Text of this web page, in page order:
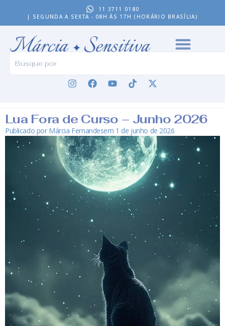
11 3711 0180
| SEGUNDA A SEXTA - 08H ÀS 17H (HORÁRIO BRASÍLIA)
Lua Fora de Curso – Junho 2026
Publicado porMárcia Fernandesem 1 de junho de 2026